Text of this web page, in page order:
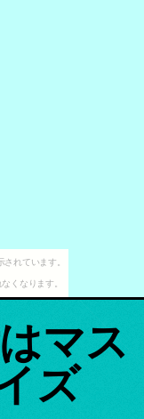
れています。
くなります。
マス
ズ